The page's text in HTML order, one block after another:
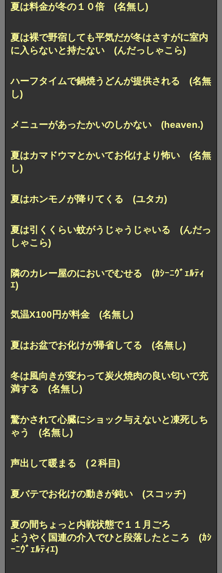
夏は料金が冬の１０倍 (名無し)
夏は裸で野宿しても平気だが冬はさすがに室内
に入らないと持たない (んだっしゃこら)
ハーフタイムで鍋焼うどんが提供される (名無
し)
メニューがあったかいのしかない (heaven.)
夏はカマドウマとかいてお化けより怖い (名無
し)
夏はホンモノが降りてくる (ユタカ)
夏は引くくらい蚊がうじゃうじゃいる (んだっ
しゃこら)
隣のカレー屋のにおいでむせる (ｶｼｰﾆｳﾞｪﾙﾃｨ
ｴ)
気温X100円が料金 (名無し)
夏はお盆でお化けが帰省してる (名無し)
冬は風向きが変わって炭火焼肉の良い匂いで充
満する (名無し)
驚かされて心臓にショック与えないと凍死しち
ゃう (名無し)
声出して暖まる (２科目)
夏バテでお化けの動きが鈍い (スコッチ)
夏の間ちょっと内戦状態で１１月ごろ
ようやく国連の介入でひと段落したところ (ｶｼ
ｰﾆｳﾞｪﾙﾃｨｴ)